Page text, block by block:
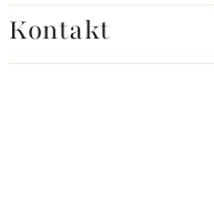
Kontakt